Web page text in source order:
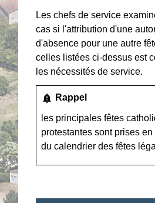
Les chefs de service
cas si l'attribution d'une
d'absence pour une autre
celles listées ci-dessus est
les nécessités de service.
notification_important Rappel
les principales fêtes
protestantes sont prises
ducalendrier des fêtes